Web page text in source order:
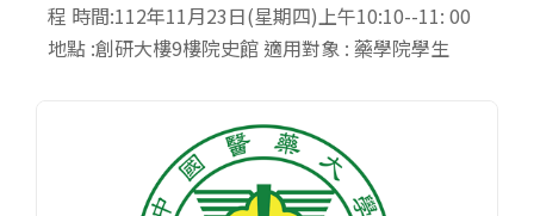
程 時間:112年11月23日(星期四)上午10:10--11: 00
地點 :創研大樓9樓院史館 適用對象 : 藥學院學生